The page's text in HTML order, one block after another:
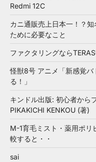
Redmi 12C
カニ通販売上日本一！？
ために必要なこと
ファクタリングなら
怪獣8号 アニメ「新感覚
る！」
キンドル出版: 初心者から
PIKAKICHI KENKOU (著)
M-1育毛ミスト・薬用ポリ
較すると・・
sai